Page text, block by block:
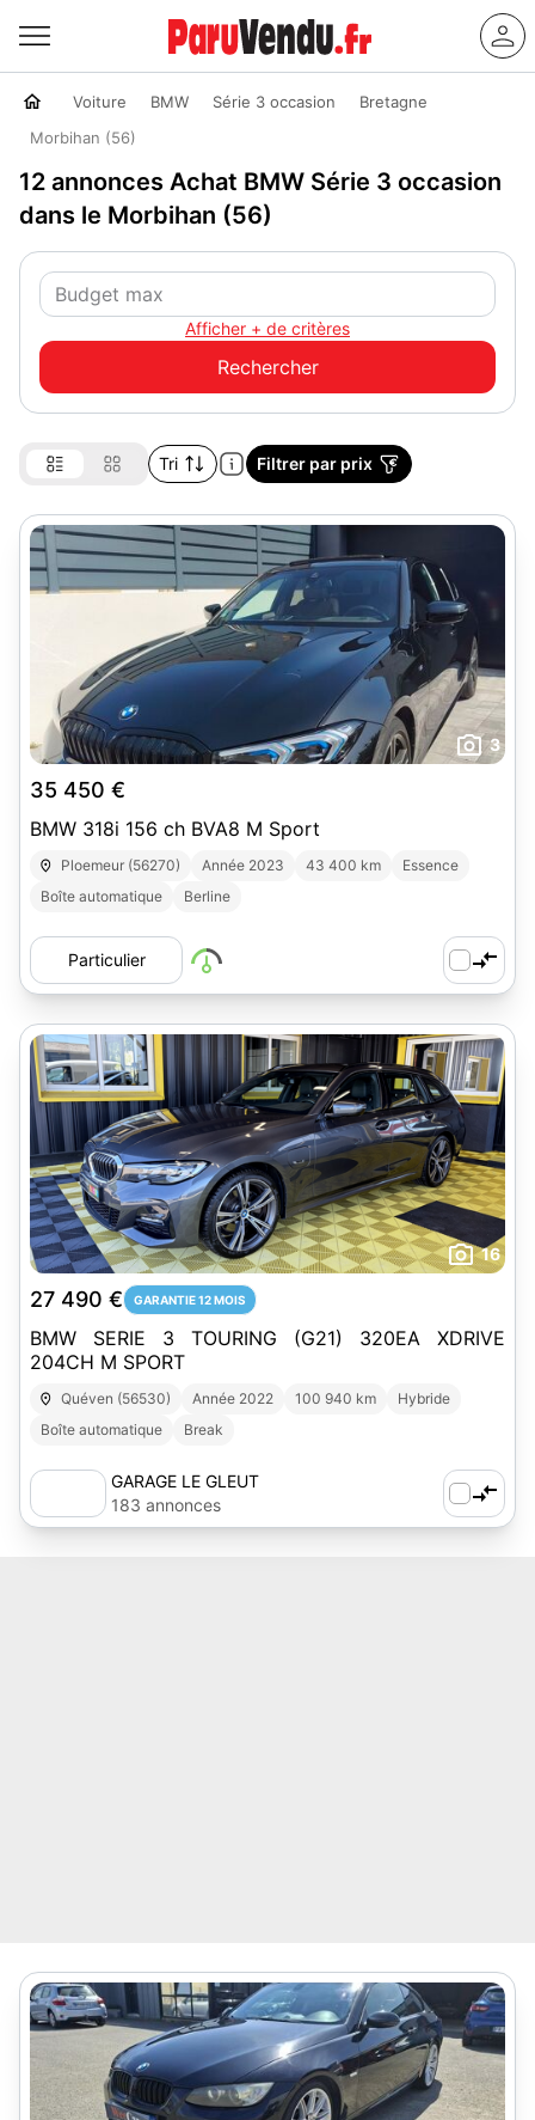
Voiture BMW Série 3 occasion
Bretagne
Morbihan (56)
12 annonces Achat BMW Série 3 occasion
dans le Morbihan (56)
Afficher + de critères
Tri Filtrer par prix
3
35 450 €
BMW 318i 156 ch BVA8 M Sport
Ploemeur (56270) Année 2023 43 400 km
Essence
Boîte automatique
Berline
Particulier
16
27 490 € GARANTIE 12 MOIS
BMW SERIE 3 TOURING (G21) 320EA XDRIVE
204CH M SPORT
Quéven (56530) Année 2022 100 940 km
Hybride
Boîte automatique
Break
GARAGE LE GLEUT
183 annonces